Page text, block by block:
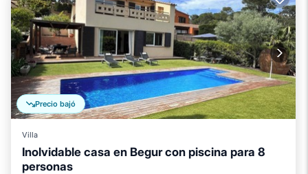
Precio bajó
Villa
Inolvidable casa en Begur con piscina para 8
personas